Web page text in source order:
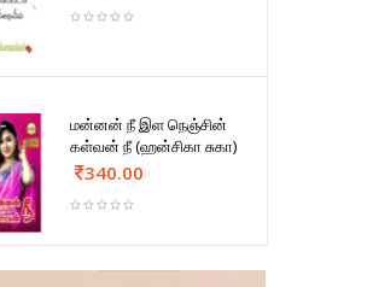
மன்னன் நீ இள நெஞ்சின்
கள்வன் நீ (ஹன்சிகா சுகா)
340.00